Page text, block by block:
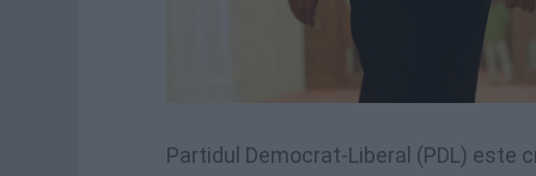
Partidul Democrat-Liberal (PDL) este